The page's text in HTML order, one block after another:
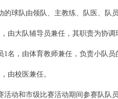
球队由领队、主教练、队医、队
大队辅导员兼任，其职责为协调
，由体育教师兼任，负责小队员
由校医兼任。
动和市级比赛活动期间参赛队队